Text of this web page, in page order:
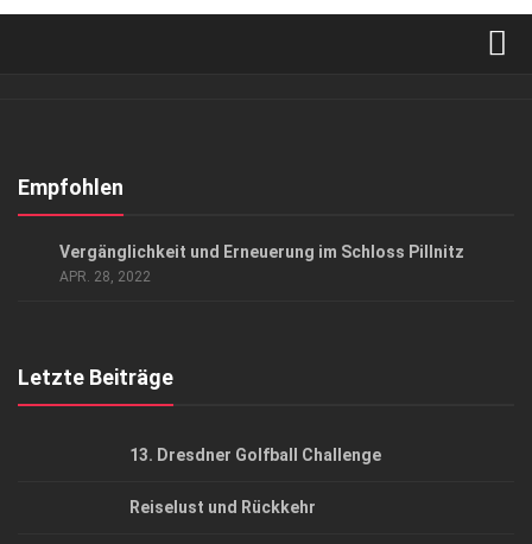
Kontakt, Impressum
Empfohlen
Vergänglichkeit und Erneuerung im Schloss Pillnitz
APR. 28, 2022
Letzte Beiträge
13. Dresdner Golfball Challenge
Reiselust und Rückkehr